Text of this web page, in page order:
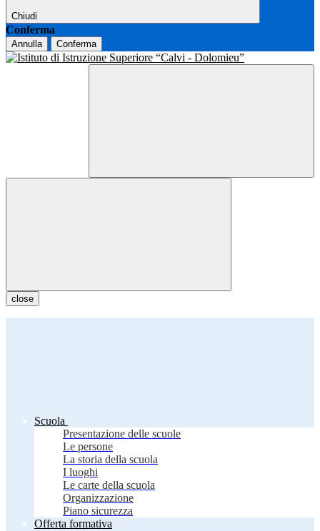
Chiudi
Conferma
Annulla Conferma
close
Scuola
Presentazione delle scuole
Le persone
La storia della scuola
I luoghi
Le carte della scuola
Organizzazione
Piano sicurezza
Offerta formativa